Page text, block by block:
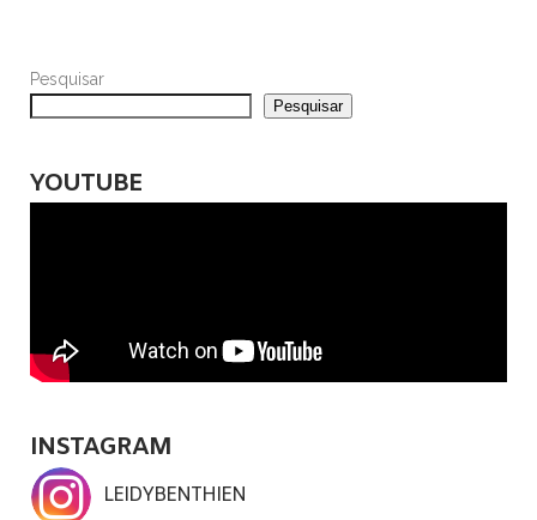
Pesquisar
Pesquisar
YOUTUBE
INSTAGRAM
LEIDYBENTHIEN